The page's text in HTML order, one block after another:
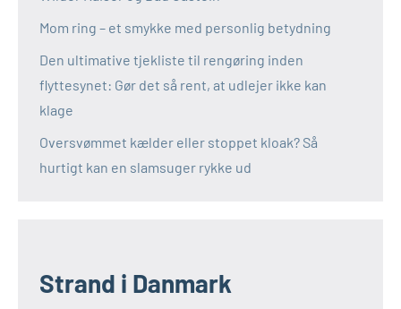
Mom ring – et smykke med personlig betydning
Den ultimative tjekliste til rengøring inden
flyttesynet: Gør det så rent, at udlejer ikke kan
klage
Oversvømmet kælder eller stoppet kloak? Så
hurtigt kan en slamsuger rykke ud
Strand i Danmark